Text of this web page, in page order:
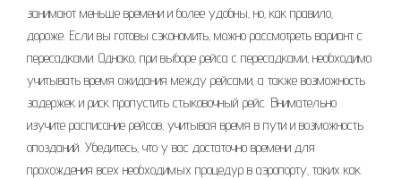
занимают меньше времени и более удобны‚ но‚ как правило‚
дороже. Если вы готовы сэкономить‚ можно рассмотреть вариант с
пересадками. Однако‚ при выборе рейса с пересадками‚ необходимо
учитывать время ожидания между рейсами‚ а также возможность
задержек и риск пропустить стыковочный рейс. Внимательно
изучите расписание рейсов‚ учитывая время в пути и возможность
опозданий. Убедитесь‚ что у вас достаточно времени для
прохождения всех необходимых процедур в аэропорту‚ таких как